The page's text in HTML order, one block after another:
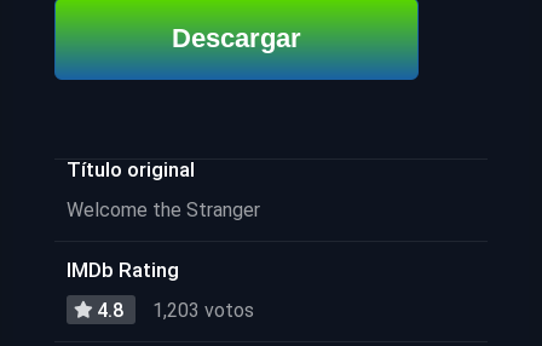
Descargar
Título original
Welcome the Stranger
IMDb Rating
4.8 1,203 votos